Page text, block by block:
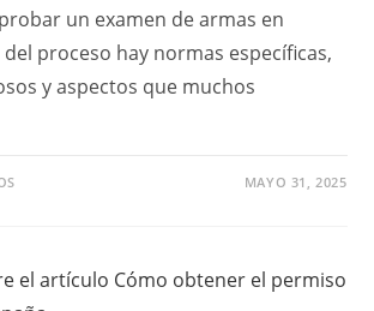
un examen de armas en
del proceso hay normas específicas,
y aspectos que muchos
MAYO 31, 2025